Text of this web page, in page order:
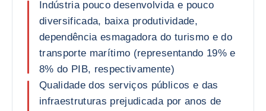
Indústria pouco desenvolvida e pouco
diversificada, baixa produtividade,
dependência esmagadora do turismo e do
transporte marítimo (representando 19% e
8% do PIB, respectivamente)
Qualidade dos serviços públicos e das
infraestruturas prejudicada por anos de